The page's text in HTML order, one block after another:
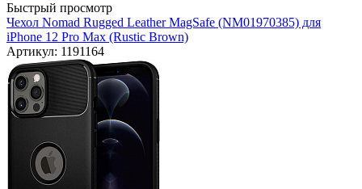
Быстрый просмотр
Чехол Nomad Rugged Leather MagSafe (NM01970385) для
iPhone 12 Pro Max (Rustic Brown)
Артикул: 1191164